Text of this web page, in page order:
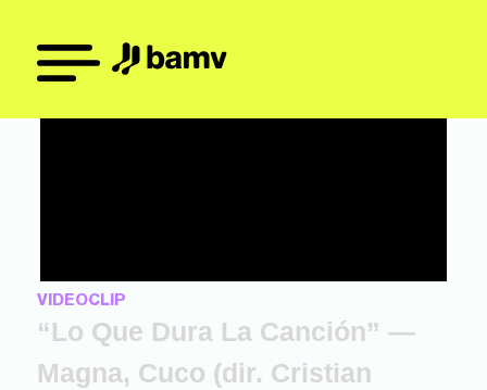
VIDEOCLIP
“Lo Que Dura La Canción” —
Magna, Cuco (dir. Cristian